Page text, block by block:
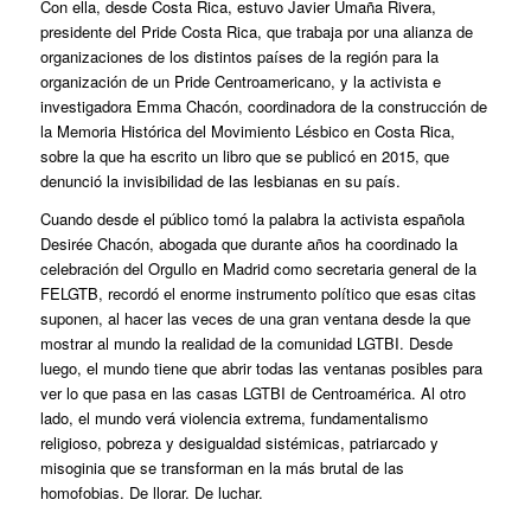
Con ella, desde Costa Rica, estuvo Javier Umaña Rivera,
presidente del Pride Costa Rica, que trabaja por una alianza de
organizaciones de los distintos países de la región para la
organización de un Pride Centroamericano, y la activista e
investigadora Emma Chacón, coordinadora de la construcción de
la Memoria Histórica del Movimiento Lésbico en Costa Rica,
sobre la que ha escrito un libro que se publicó en 2015, que
denunció la invisibilidad de las lesbianas en su país.
Cuando desde el público tomó la palabra la activista española
Desirée Chacón, abogada que durante años ha coordinado la
celebración del Orgullo en Madrid como secretaria general de la
FELGTB, recordó el enorme instrumento político que esas citas
suponen, al hacer las veces de una gran ventana desde la que
mostrar al mundo la realidad de la comunidad LGTBI. Desde
luego, el mundo tiene que abrir todas las ventanas posibles para
ver lo que pasa en las casas LGTBI de Centroamérica. Al otro
lado, el mundo verá violencia extrema, fundamentalismo
religioso, pobreza y desigualdad sistémicas, patriarcado y
misoginia que se transforman en la más brutal de las
homofobias. De llorar. De luchar.